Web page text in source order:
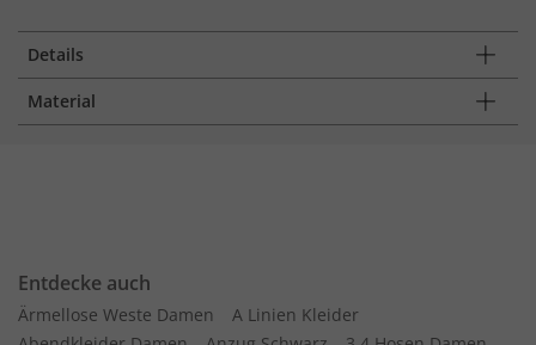
Details
Material
Entdecke auch
Ärmellose Weste Damen
A Linien Kleider